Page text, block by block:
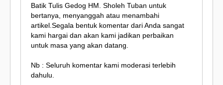
Batik Tulis Gedog HM. Sholeh Tuban untuk
bertanya, menyanggah atau menambahi
artikel.Segala bentuk komentar dari Anda sangat
kami hargai dan akan kami jadikan perbaikan
untuk masa yang akan datang.
Nb : Seluruh komentar kami moderasi terlebih
dahulu.